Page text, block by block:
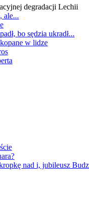
degradacji Lechii
ale...
bo sędzia ukradł...
w lidze
nad i, jubileusz